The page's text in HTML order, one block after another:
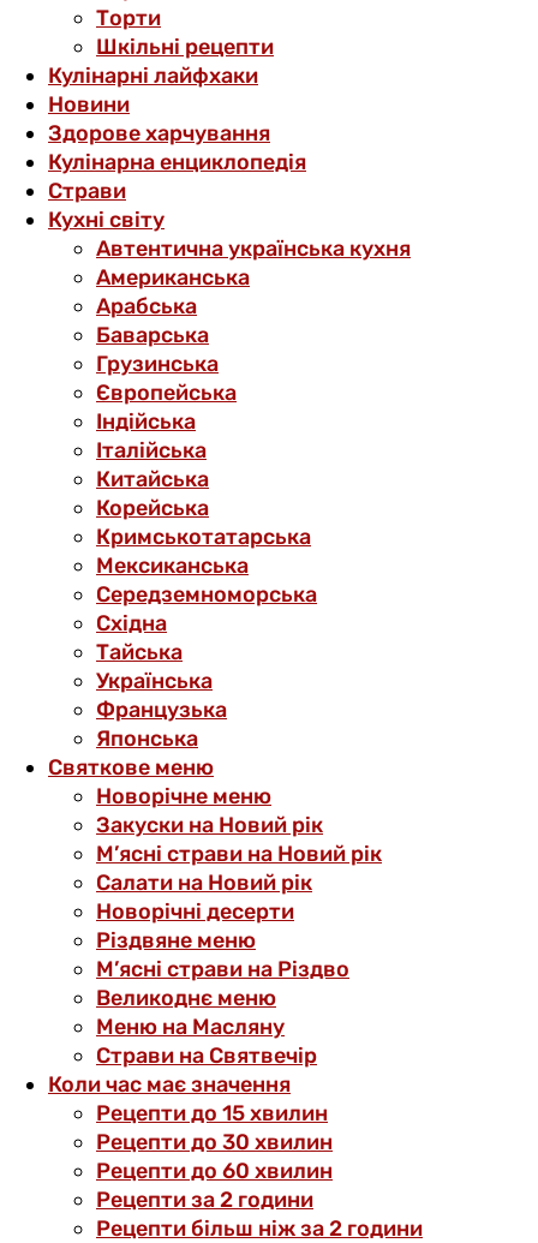
Торти
Шкільні рецепти
Кулінарні лайфхаки
Новини
Здорове харчування
Кулінарна енциклопедія
Страви
Кухні світу
Автентична українська кухня
Американська
Арабська
Баварська
Грузинська
Європейська
Індійська
Італійська
Китайська
Корейська
Кримськотатарська
Мексиканська
Середземноморська
Східна
Тайська
Українська
Французька
Японська
Святкове меню
Новорічне меню
Закуски на Новий рік
М’ясні страви на Новий рік
Салати на Новий рік
Новорічні десерти
Різдвяне меню
М’ясні страви на Різдво
Великоднє меню
Меню на Масляну
Страви на Святвечір
Коли час має значення
Рецепти до 15 хвилин
Рецепти до 30 хвилин
Рецепти до 60 хвилин
Рецепти за 2 години
Рецепти більш ніж за 2 години